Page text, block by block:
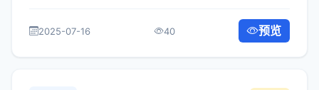
构： 为深入贯彻落实习近平总书记关于...
2025-07-16 40 预览